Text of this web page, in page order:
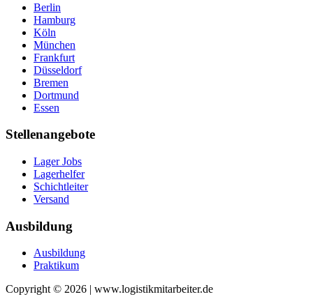
Berlin
Hamburg
Köln
München
Frankfurt
Düsseldorf
Bremen
Dortmund
Essen
Stellenangebote
Lager Jobs
Lagerhelfer
Schichtleiter
Versand
Ausbildung
Ausbildung
Praktikum
Copyright © 2026 | www.logistikmitarbeiter.de